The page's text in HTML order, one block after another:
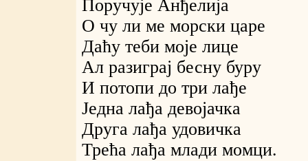
Поручује Анђелија
О чу ли ме морски царе
Даћу теби моје лице
Ал разиграј бесну буру
И потопи до три лађе
Једна лађа девојачка
Друга лађа удовичка
Трећа лађа млади момци.